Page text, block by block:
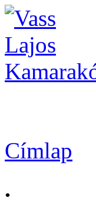
Címlap
.